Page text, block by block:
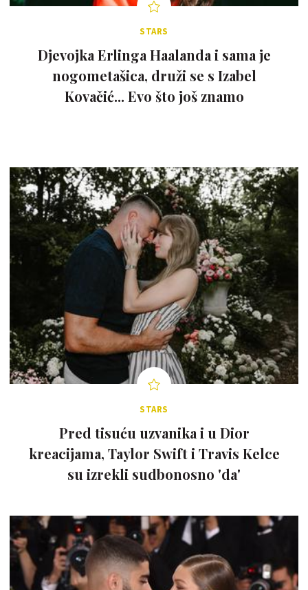
STARS
Djevojka Erlinga Haalanda i sama je
nogometašica, druži se s Izabel
Kovačić... Evo što još znamo
STARS
Pred tisuću uzvanika i u Dior
kreacijama, Taylor Swift i Travis Kelce
su izrekli sudbonosno 'da'